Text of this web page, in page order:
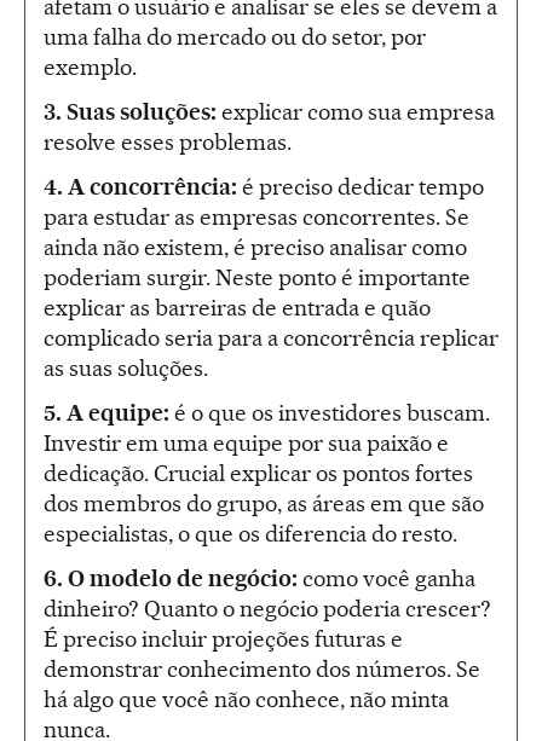
afetam o usuário e analisar se eles se devem a
uma falha do mercado ou do setor, por
exemplo.
3. Suas soluções: explicar como sua empresa
resolve esses problemas.
4. A concorrência: é preciso dedicar tempo
para estudar as empresas concorrentes. Se
ainda não existem, é preciso analisar como
poderiam surgir. Neste ponto é importante
explicar as barreiras de entrada e quão
complicado seria para a concorrência replicar
as suas soluções.
5. A equipe: é o que os investidores buscam.
Investir em uma equipe por sua paixão e
dedicação. Crucial explicar os pontos fortes
dos membros do grupo, as áreas em que são
especialistas, o que os diferencia do resto.
6. O modelo de negócio: como você ganha
dinheiro? Quanto o negócio poderia crescer?
É preciso incluir projeções futuras e
demonstrar conhecimento dos números. Se
há algo que você não conhece, não minta
nunca.